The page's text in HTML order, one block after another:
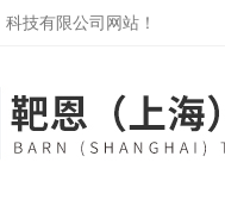
技有限公司网站！